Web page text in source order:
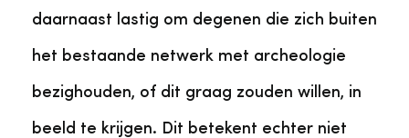
daarnaast lastig om degenen die zich buiten
het bestaande netwerk met archeologie
bezighouden, of dit graag zouden willen, in
beeld te krijgen. Dit betekent echter niet